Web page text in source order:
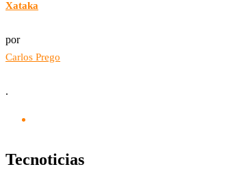
Xataka
por
Carlos Prego
.
Tecnoticias